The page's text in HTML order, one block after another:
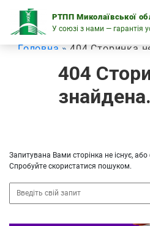
РТПП Миколаївської
У союзі з нами — гарантія
content
Головна 404 Сторинка
404
знайдена.
Запитувана Вами сторінка не існує,
Спробуйте скористатися пошуком.